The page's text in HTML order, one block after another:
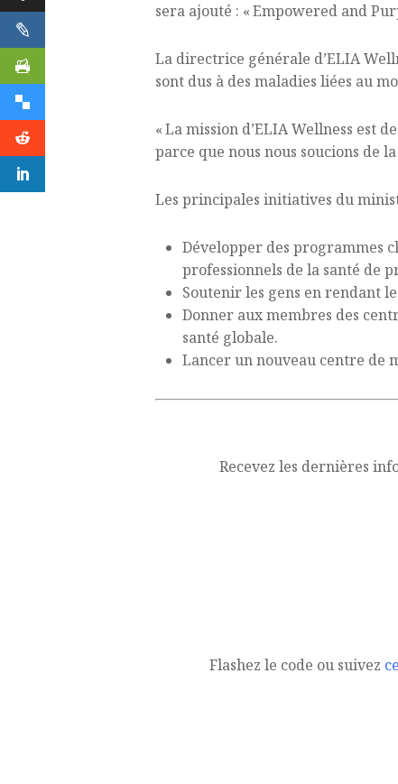
sera ajouté : « Empowered and
La directrice générale d’ELIA
sont dus à des maladies liées au
« La mission d’ELIA Wellness est
parce que nous nous soucions de
Les principales initiatives du
Développer des programmes
professionnels de la santé de
Soutenir les gens en rendant
Donner aux membres des
santé globale.
Lancer un nouveau centre de
Recevez les dernières
Flashez le code ou suivez